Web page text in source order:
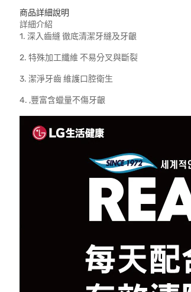
商品詳細說明
詳細介紹
1. 深入齒縫 徹底清潔牙縫及牙齦
2. 特殊加工纖維 不易分叉與斷裂
3. 潔淨牙齒 維護口腔衛生
4. ,豐富含蠟量不傷牙齦